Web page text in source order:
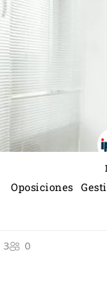
Oposiciones
3 0